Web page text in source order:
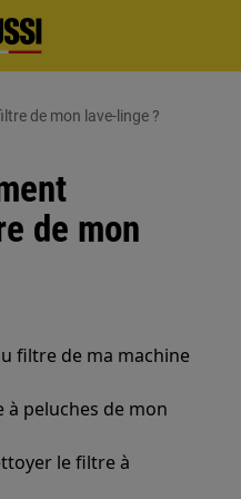
de mon lave-linge ?
de mon
filtre de ma machine
peluches de mon
le filtre à